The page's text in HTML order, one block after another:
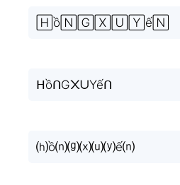
🄷ồ🄽🄶🅇🅄🅈ế🄽
ᕼồᑎG᙭ᑌYếᑎ
⒣ồ⒩⒢⒳⒰⒴ế⒩